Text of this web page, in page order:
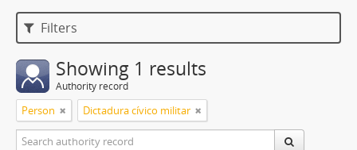
Filters
Showing 1 results
Authority record
Person Dictadura cívico militar